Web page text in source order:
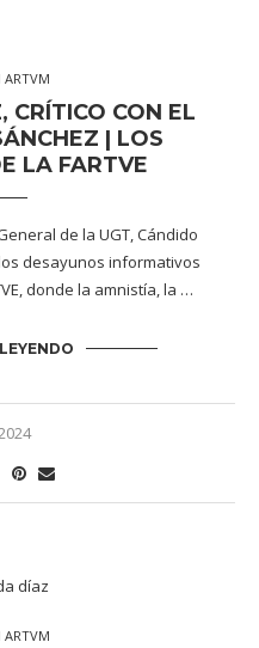
CRÍTICO CON EL
| LOS
LA FARTVE
de la UGT, Cándido
desayunos informativos
donde la amnistía, la …